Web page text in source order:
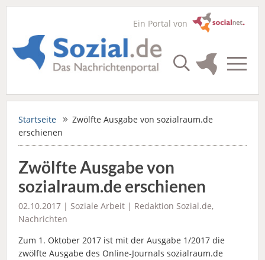
Ein Portal von
Startseite
Zwölfte Ausgabe von sozialraum.de
erschienen
Zwölfte Ausgabe von
sozialraum.de erschienen
02.10.2017 | Soziale Arbeit | Redaktion Sozial.de,
Nachrichten
Zum 1. Oktober 2017 ist mit der Ausgabe 1/2017 die
zwölfte Ausgabe des Online-Journals sozialraum.de